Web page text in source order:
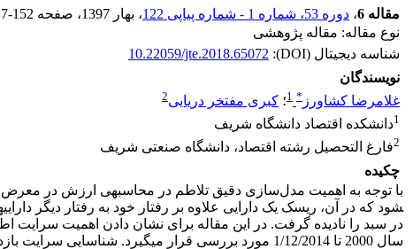
مقاله 6
، دوره 53، شماره 1 - شماره پیاپی 122 ، بهار 1397 ، صفحه 152
نوع مقاله: مقاله پژوهشی
شناسه دیجیتال (DOI):
10.22059/jte.2018.65072
نویسندگان
غلامرضا کشاورز *
1؛ کبری مفتخر دریایی2
1دانشکده اقتصاد دانشگاه شریف
2فارغ التحصیل رشته اقتصاد، دانشگاه صنعتی شریف
چکیده
شود که در آن، ریسک یک دارایی علاوه بر رفتار خود به رفتار دیگر
در سبد را نادیده گرفت. در این مقاله برای نشان دادن اهمیت سرایت
سال 2000 تا 1/12/2014 مورد بررسی قرار می­گیرد.